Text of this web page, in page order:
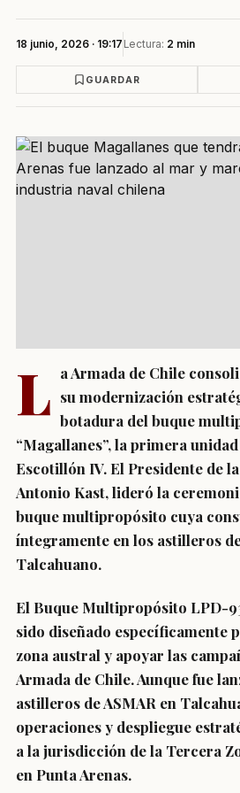
18 junio, 2026 · 19:17 Lectura: 2 min
GUARDAR
L a Armada de Chile
su modernización
botadura del buque
“Magallanes”, la primera
Escotillón IV. El Presidente de
Antonio Kast, lideró la
buque multipropósito cuya
íntegramente en los astilleros
Talcahuano.
El Buque Multipropósito LPD-
sido diseñado específicamente
zona austral y apoyar las
Armada de Chile. Aunque fue
astilleros de ASMAR en
operaciones y despliegue
a la jurisdicción de la Tercera
en Punta Arenas.